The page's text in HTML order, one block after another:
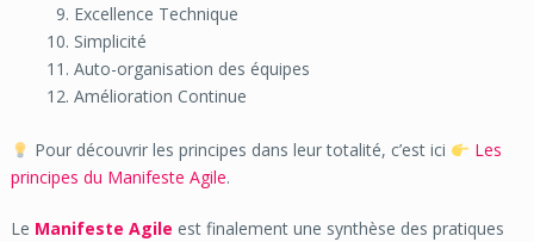
Excellence Technique
Simplicité
Auto-organisation des équipes
Amélioration Continue
Pour découvrir les principes dans leur totalité, c’est ici
Les
principes du Manifeste Agile.
Le Manifeste Agile est finalement une synthèse des pratiques